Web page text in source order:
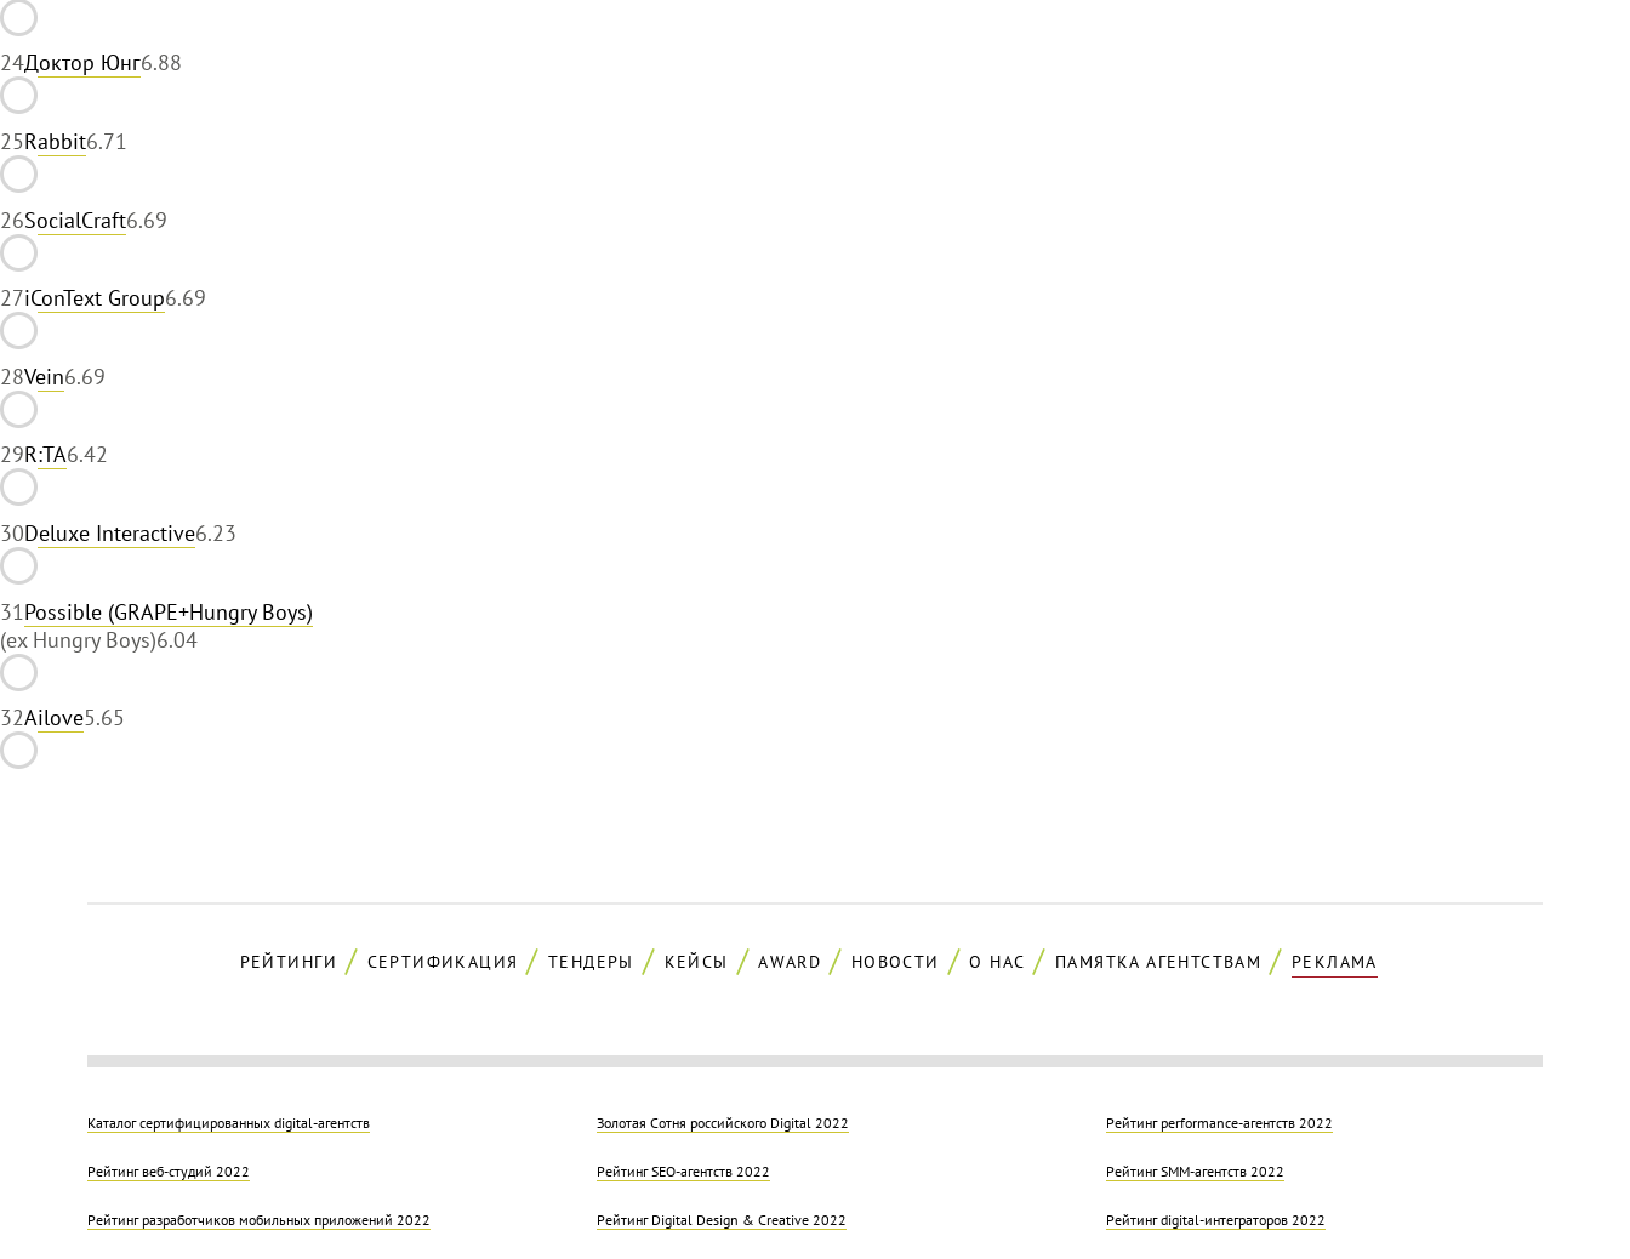
24Доктор Юнг6.88
25Rabbit6.71
26SocialCraft6.69
27iConText Group6.69
28Vein6.69
29R:TA6.42
30Deluxe Interactive6.23
31 Possible (GRAPE+Hungry Boys)
(ex Hungry Boys)6.04
32Ailove5.65
РЕЙТИНГИ СЕРТИФИКАЦИЯ ТЕНДЕРЫ КЕЙСЫ AWARD НОВОСТИ О НАС ПАМЯТКА АГЕНТСТВАМ РЕКЛАМА
Каталог сертифицированных digital-агентств Золотая Cотня российского Digital 2022 Рейтинг performance-агентств 2022
Рейтинг веб-студий 2022 Рейтинг SEO-агентств 2022 Рейтинг SMM-агентств 2022
Рейтинг разработчиков мобильных приложений 2022 Рейтинг Digital Design & Creative 2022 Рейтинг digital-интеграторов 2022